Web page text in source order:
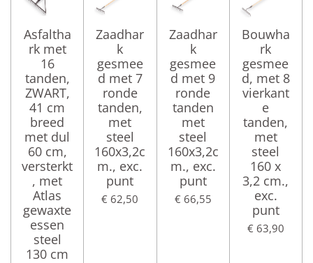
Asfaltha
rk met
16
tanden,
ZWART,
41 cm
breed
met dul
60 cm,
versterkt
, met
Atlas
gewaxte
essen
steel
130 cm
Zaadhar
k
gesmee
d met 7
ronde
tanden,
met
steel
160x3,2c
m., exc.
punt
€ 62,50
Zaadhar
k
gesmee
d met 9
ronde
tanden
met
steel
160x3,2c
m., exc.
punt
€ 66,55
Bouwha
rk
gesmee
d, met 8
vierkant
e
tanden,
met
steel
160 x
3,2 cm.,
exc.
punt
€ 63,90